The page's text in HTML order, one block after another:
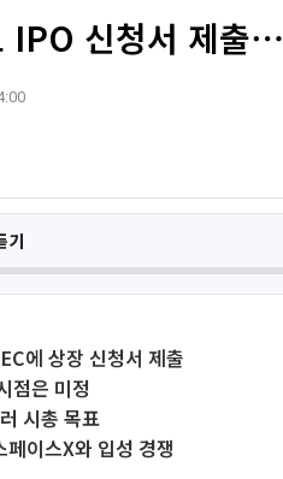
IPO 신청서 제출
기
에 상장 신청서 제출
점은 미정
시총 목표
페이스X와 입성 경쟁